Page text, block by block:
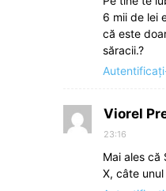
6 mii de lei
că este
săracii.?
Viorel
23:16
Mai ales că
X, câte